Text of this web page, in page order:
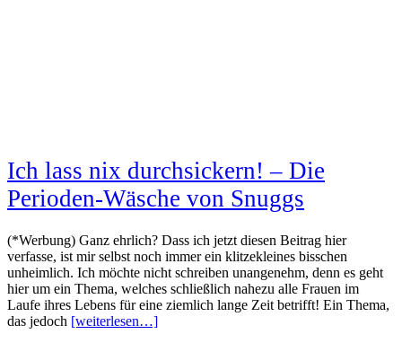
Ich lass nix durchsickern! – Die
Perioden-Wäsche von Snuggs
(*Werbung) Ganz ehrlich? Dass ich jetzt diesen Beitrag hier
verfasse, ist mir selbst noch immer ein klitzekleines bisschen
unheimlich. Ich möchte nicht schreiben unangenehm, denn es geht
hier um ein Thema, welches schließlich nahezu alle Frauen im
Laufe ihres Lebens für eine ziemlich lange Zeit betrifft! Ein Thema,
das jedoch [weiterlesen…]